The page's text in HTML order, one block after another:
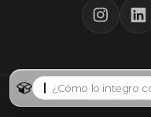
Políticas de